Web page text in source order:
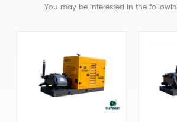
You may be interested in the